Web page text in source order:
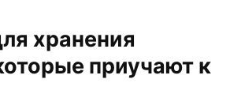
хранения
приучают к